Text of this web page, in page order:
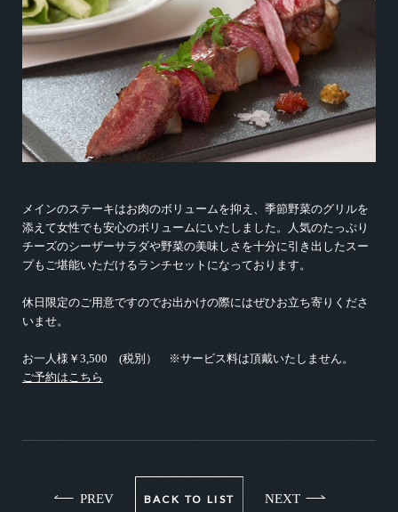
メインのステーキはお肉のボリュームを抑え、季節野菜のグリルを
添えて女性でも安心のボリュームにいたしました。人気のたっぷり
チーズのシーザーサラダや野菜の美味しさを十分に引き出したスー
プもご堪能いただけるランチセットになっております。
休日限定のご用意ですのでお出かけの際にはぜひお立ち寄りくださ
いませ。
お一人様￥3,500 (税別） ※サービス料は頂戴いたしません。
ご予約はこちら
PREV BACK TO LIST NEXT